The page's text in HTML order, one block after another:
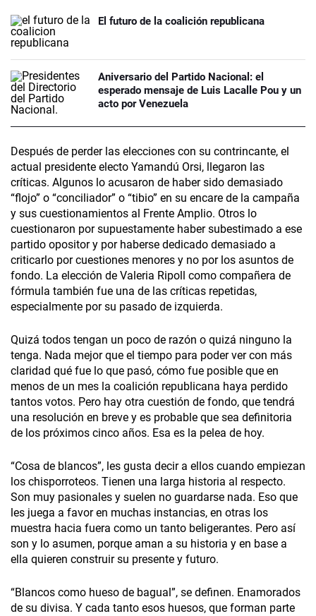
El futuro de la coalición republicana
Aniversario del Partido Nacional: el
esperado mensaje de Luis Lacalle Pou y un
acto por Venezuela
Después de perder las elecciones con su contrincante, el
actual presidente electo Yamandú Orsi, llegaron las
críticas. Algunos lo acusaron de haber sido demasiado
“flojo” o “conciliador” o “tibio” en su encare de la campaña
y sus cuestionamientos al Frente Amplio. Otros lo
cuestionaron por supuestamente haber subestimado a ese
partido opositor y por haberse dedicado demasiado a
criticarlo por cuestiones menores y no por los asuntos de
fondo. La elección de Valeria Ripoll como compañera de
fórmula también fue una de las críticas repetidas,
especialmente por su pasado de izquierda.
Quizá todos tengan un poco de razón o quizá ninguno la
tenga. Nada mejor que el tiempo para poder ver con más
claridad qué fue lo que pasó, cómo fue posible que en
menos de un mes la coalición republicana haya perdido
tantos votos. Pero hay otra cuestión de fondo, que tendrá
una resolución en breve y es probable que sea definitoria
de los próximos cinco años. Esa es la pelea de hoy.
“Cosa de blancos”, les gusta decir a ellos cuando empiezan
los chisporroteos. Tienen una larga historia al respecto.
Son muy pasionales y suelen no guardarse nada. Eso que
les juega a favor en muchas instancias, en otras los
muestra hacia fuera como un tanto beligerantes. Pero así
son y lo asumen, porque aman a su historia y en base a
ella quieren construir su presente y futuro.
“Blancos como hueso de bagual”, se definen. Enamorados
de su divisa. Y cada tanto esos huesos, que forman parte